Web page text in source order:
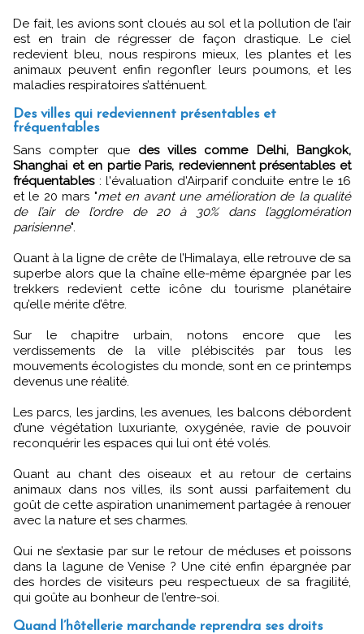
De fait, les avions sont cloués au sol et la pollution de l’air
est en train de régresser de façon drastique. Le ciel
redevient bleu, nous respirons mieux, les plantes et les
animaux peuvent enfin regonfler leurs poumons, et les
maladies respiratoires s’atténuent.
Des villes qui redeviennent présentables et
fréquentables
Sans compter que des villes comme Delhi, Bangkok,
Shanghai et en partie Paris, redeviennent présentables et
fréquentables: l'évaluation d'Airparif conduite entre le 16
et le 20 mars "met en avant une amélioration de la qualité
de l’air de l’ordre de 20 à 30% dans l’agglomération
parisienne".
Quant à la ligne de crête de l’Himalaya, elle retrouve de sa
superbe alors que la chaîne elle-même épargnée par les
trekkers redevient cette icône du tourisme planétaire
qu’elle mérite d’être.
Sur le chapitre urbain, notons encore que les
verdissements de la ville plébiscités par tous les
mouvements écologistes du monde, sont en ce printemps
devenus une réalité.
Les parcs, les jardins, les avenues, les balcons débordent
d’une végétation luxuriante, oxygénée, ravie de pouvoir
reconquérir les espaces qui lui ont été volés.
Quant au chant des oiseaux et au retour de certains
animaux dans nos villes, ils sont aussi parfaitement du
goût de cette aspiration unanimement partagée à renouer
avec la nature et ses charmes.
Qui ne s’extasie par sur le retour de méduses et poissons
dans la lagune de Venise ? Une cité enfin épargnée par
des hordes de visiteurs peu respectueux de sa fragilité,
qui goûte au bonheur de l’entre-soi.
Quand l’hôtellerie marchande reprendra ses droits